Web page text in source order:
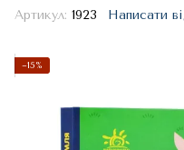
Артикул: 1923 Написати
−15%